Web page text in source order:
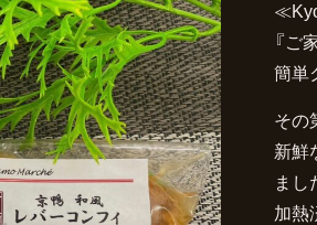
『ご
簡単
その
新鮮
まし
加熱